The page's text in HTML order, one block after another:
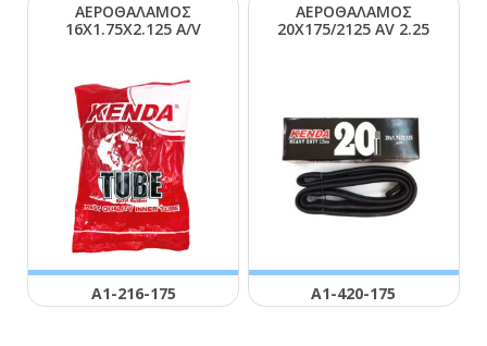
ΑΕΡΟΘΑΛΑΜΟΣ
16Χ1.75Χ2.125 Α/V
Α1-216-175
ΑΕΡΟΘΑΛΑΜΟΣ
20Χ175/2125 ΑV 2.25
Α1-420-175